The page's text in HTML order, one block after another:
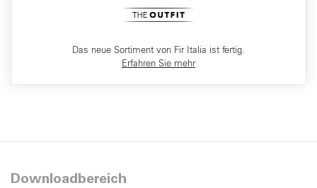
Das neue Sortiment von Fir Italia ist fertig.
Erfahren Sie mehr
Downloadbereich